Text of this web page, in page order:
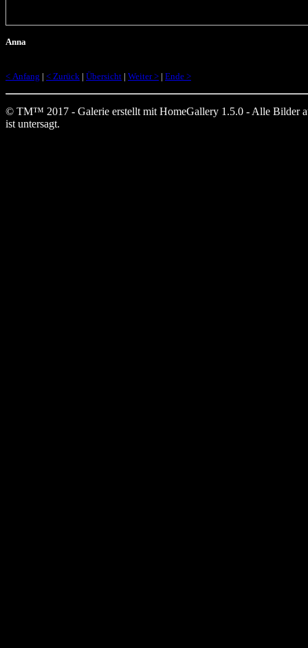
Anna
< Anfang | < Zurück | Übersicht | Weiter > | Ende >
© TM™ 2017 - Galerie erstellt mit HomeGallery 1.5.0 - Alle Bilder
ist untersagt.